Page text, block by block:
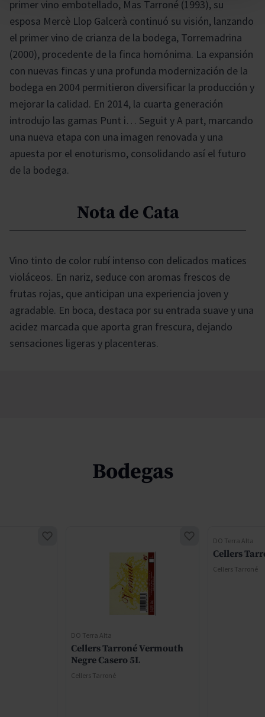
primer vino embotellado, Mas Tarroné (1993), su
esposa Mercè Llop Galcerà continuó su visión, lanzando
el primer vino de crianza de la bodega, Torremadrina
(2000), procedente de la finca homónima. La expansión
con nuevas fincas y una profunda modernización de la
bodega en 2004 permitieron diversificar la producción y
mejorar la calidad. En 2014, la cuarta generación
introdujo las gamas Punt i… Seguit y A part, marcando
una nueva etapa con una imagen renovada y una
apuesta por el enoturismo, consolidando así el futuro
de la bodega.
Nota de Cata
Vino tinto de color rubí intenso con delicados matices
violáceos. En nariz, seduce con aromas frescos de
frutas rojas, que anticipan una experiencia joven y
agradable. En boca, destaca por su entrada suave y una
acidez marcada que aporta gran frescura, dejando
sensaciones ligeras y placenteras.
Bodegas
DO Terra Alta
Cellers Tarroné Vermouth
Negre Casero 5L
Cellers Tarroné
DO Terra Alta
Cellers
Cellers Tarroné